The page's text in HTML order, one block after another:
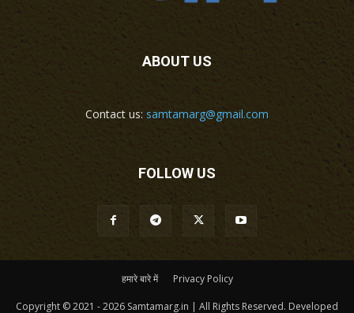
ABOUT US
Contact us: samtamarg@gmail.com
FOLLOW US
हमारे बारे में Privacy Policy
Copyright © 2021 - 2026 Samtamarg.in | All Rights Reserved. Developed